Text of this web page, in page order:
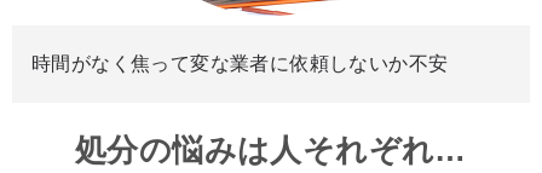
時間がなく焦って変な業者に依頼しないか不安
処分の悩みは人それぞれ…